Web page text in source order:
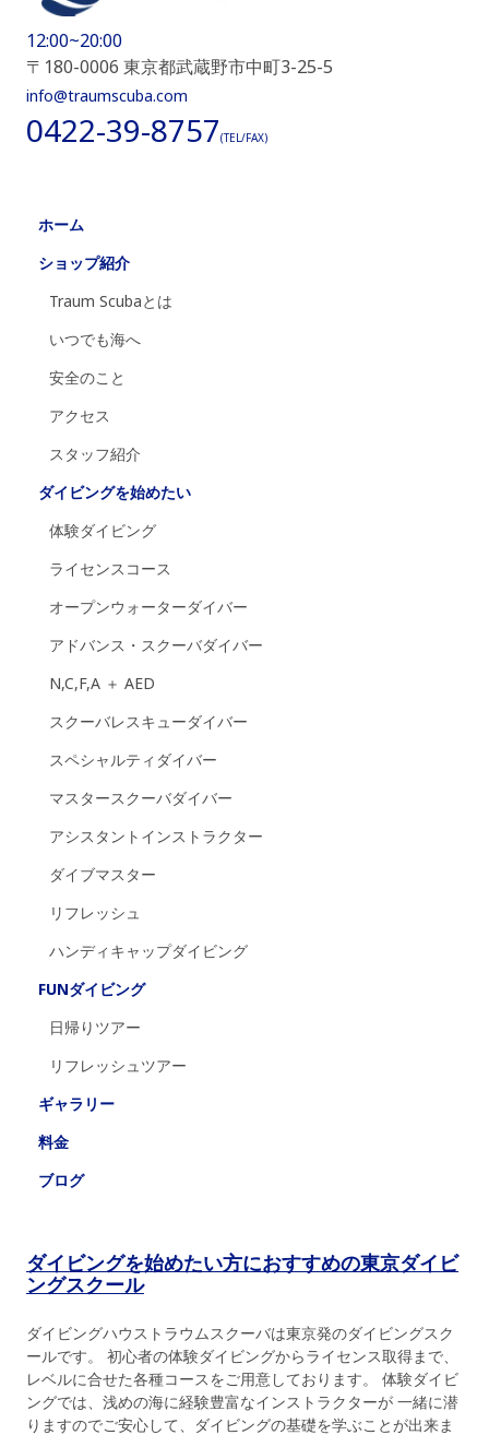
12:00~20:00
〒180-0006 東京都武蔵野市中町3-25-5
info@traumscuba.com
0422-39-8757(TEL/FAX)
ホーム
ショップ紹介
Traum Scubaとは
いつでも海へ
安全のこと
アクセス
スタッフ紹介
ダイビングを始めたい
体験ダイビング
ライセンスコース
オープンウォーターダイバー
アドバンス・スクーバダイバー
N,C,F,A ＋ AED
スクーバレスキューダイバー
スペシャルティダイバー
マスタースクーバダイバー
アシスタントインストラクター
ダイブマスター
リフレッシュ
ハンディキャップダイビング
FUNダイビング
日帰りツアー
リフレッシュツアー
ギャラリー
料金
ブログ
ダイビングを始めたい方におすすめの東京ダイビ
ングスクール
ダイビングハウストラウムスクーバは東京発のダイビングスク
ールです。 初心者の体験ダイビングからライセンス取得まで、
レベルに合せた各種コースをご用意しております。 体験ダイビ
ングでは、浅めの海に経験豊富なインストラクターが 一緒に潜
りますのでご安心して、ダイビングの基礎を学ぶことが出来ま